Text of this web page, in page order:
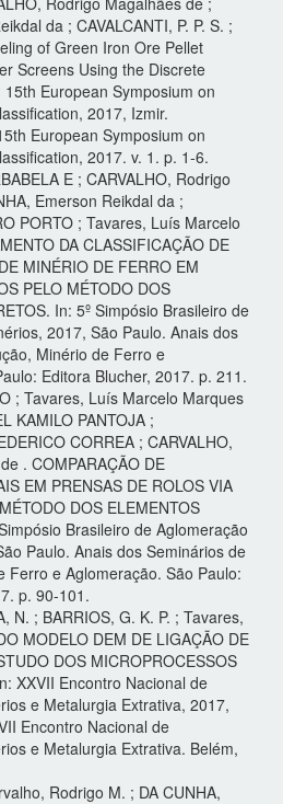
da ; CAVALCANTI, P. P. S. ;
of Green Iron Ore Pellet
Screens Using the Discrete
European Symposium on
2017, Izmir.
European Symposium on
2017. v. 1. p. 1-6.
E ; CARVALHO, Rodrigo
Emerson Reikdal da ;
PORTO ; Tavares, Luís Marcelo
DA CLASSIFICAÇÃO DE
MINÉRIO DE FERRO EM
PELO MÉTODO DOS
In: 5º Simpósio Brasileiro de
2017, São Paulo. Anais dos
Minério de Ferro e
Editora Blucher, 2017. p. 211.
; Tavares, Luís Marcelo Marques
KAMILO PANTOJA ;
CORREA ; CARVALHO,
. COMPARAÇÃO DE
EM PRENSAS DE ROLOS VIA
DOS ELEMENTOS
Brasileiro de Aglomeração
Paulo. Anais dos Seminários de
Ferro e Aglomeração. São Paulo:
p. 90-101.
N. ; BARRIOS, G. K. P. ; Tavares,
MODELO DEM DE LIGAÇÃO DE
DOS MICROPROCESSOS
XXVII Encontro Nacional de
e Metalurgia Extrativa, 2017,
Encontro Nacional de
e Metalurgia Extrativa. Belém,
Rodrigo M. ; DA CUNHA,